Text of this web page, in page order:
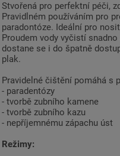
Stvořená pro perfektní péči,
Pravidlném používáním pro
paradontóze. Ideální pro
Proudem vody vyčistí
dostane se i do špatně
plak.
Pravidelné čištění pomáhá s
- paradentózy
- tvorbě zubního kamene
- tvorbě zubního kazu
- nepříjemnému zápachu úst
Režimy: